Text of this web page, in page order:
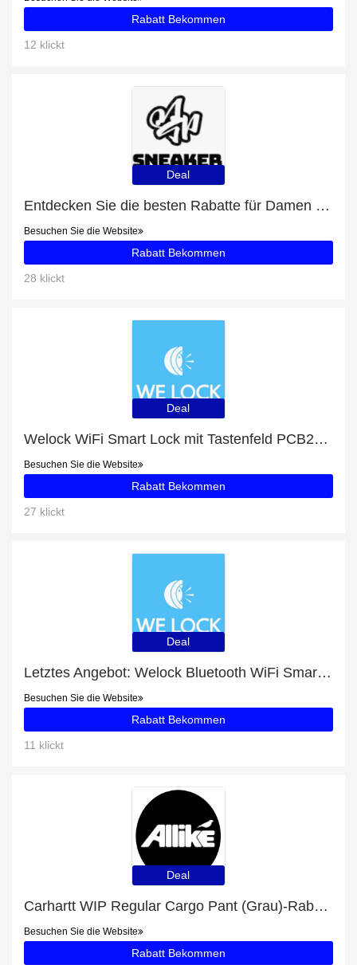
Rabatt Bekommen
12 klickt
Deal
Entdecken Sie die besten Rabatte für Damen Jeanshose LEE BREESE THATS RIGHT mit bis zu 33% Rabatt
Besuchen Sie die Website
Rabatt Bekommen
28 klickt
Deal
Welock WiFi Smart Lock mit Tastenfeld PCB20 mit 16% Rabatt
Besuchen Sie die Website
Rabatt Bekommen
27 klickt
Deal
Letztes Angebot: Welock Bluetooth WiFi Smart Locks für Haustür mit Tastaturen PCB43 mit 12% Rabatt
Besuchen Sie die Website
Rabatt Bekommen
11 klickt
Deal
Carhartt WIP Regular Cargo Pant (Grau)-Rabatte und andere 74-Angebote
Besuchen Sie die Website
Rabatt Bekommen